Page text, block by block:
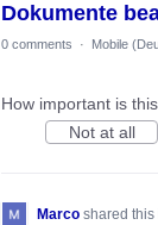
Dokumente
0 comments · Mobile
How important is
Not at all
Marco shared this